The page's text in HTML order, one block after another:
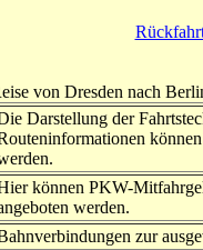
von Dresden nach
Darstellung der
können PKW-
werden.
zur